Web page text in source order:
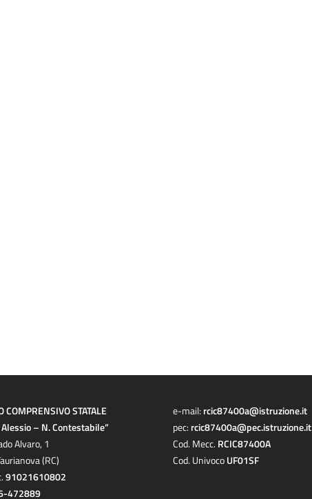
COMPRENSIVO STATALE
Alessio – N. Contestabile”
Alvaro, 1
(RC)
91021610802
472889
e-mail: rcic87400a@istruzione.it
pec: rcic87400a@pec.istruzione.it
Cod. Mecc. RCIC87400A
Cod. UnivocoUF01SF